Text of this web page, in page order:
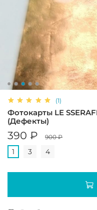
(1)
Фотокарты LE
(Дефекты)
390 ₽ 900 ₽
1 3 4